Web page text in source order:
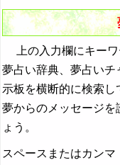
上の入力欄にキーワ
夢占い辞典、夢占いチ
示板を横断的に検索し
夢からのメッセージを
ょう。
スペースまたはカンマ